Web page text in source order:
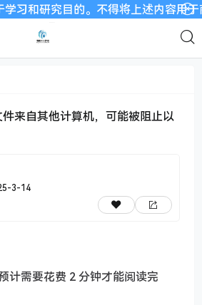
和研究目的。不得将上述内容用于
来自其他计算机，可能被阻止以
3-14
计需要花费 2 分钟才能阅读完